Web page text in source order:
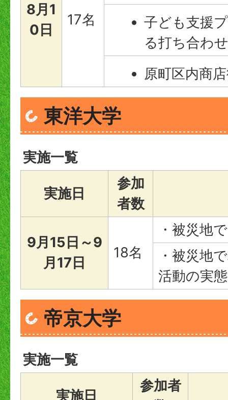
8月1
0日
17名
子ども支援
る打ち合わ
原町区内商
東洋大学
実施一覧
実施日
参加
者数
9月15日～9
月17日
18名
・被災地
・被災地
活動の実
帝京大学
実施一覧
実施日
参加者